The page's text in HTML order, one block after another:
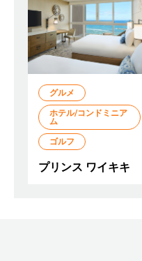
グルメ
ホテル/コンドミニア
ム
ゴルフ
プリンス ワイキキ